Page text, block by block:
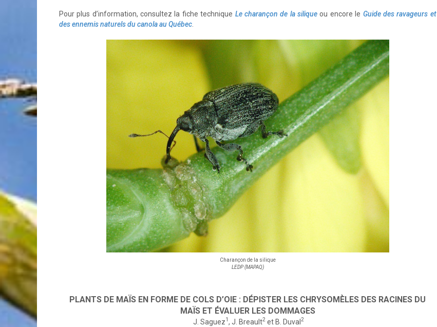
Pour plus d’information, consultez la fiche technique Le charançon de la silique ou encore le Guide des ravageurs et
des ennemis naturels du canola au Québec
Charançon de la silique
LEDP (MAPAQ)
PLANTS DE MAÏS EN FORME DE COLS D’OIE : DÉPISTER LES CHRYSOMÈLES DES RACINES DU
MAÏS ET ÉVALUER LES DOMMAGES
J. Saguez1 , J. Breault2et B. Duval2